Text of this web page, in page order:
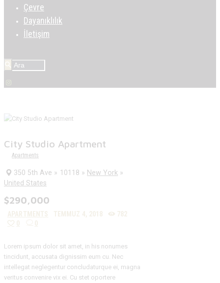
Çevre
Dayanıklılık
İletişim
City Studio Apartment
Apartments
350 5th Ave 10118
New York
United States
$290,000
Lorem ipsum dolor sit amet, in his nonumes
tincidunt, accusata dignissim eum cu. Nec
intellegat neglegentur concludaturque ei, magna
veritus convenire vix ei. Cu stet oportere